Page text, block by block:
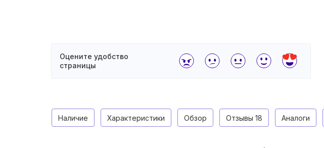
Оцените удобство
страницы
Наличие Характеристики Обзор Отзывы 18 Аналоги